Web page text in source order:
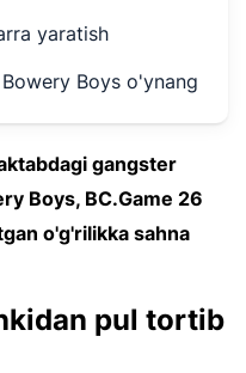
yaratish
Boys o'ynang
gangster
Boys, BC.Game 26
o'g'rilikka sahna
pul tortib